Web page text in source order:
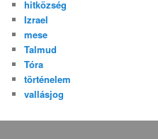
hitközség
Izrael
mese
Talmud
Tóra
történelem
vallásjog